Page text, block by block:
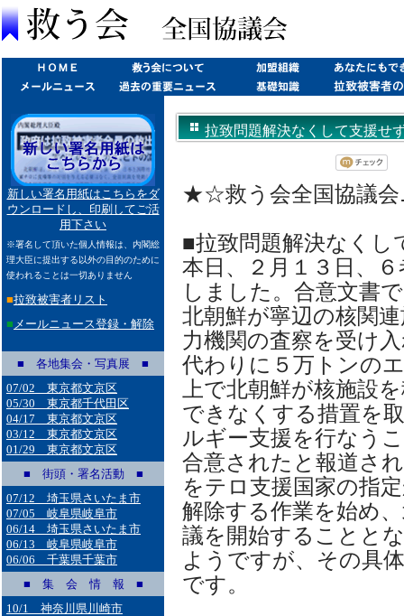
新しい署名用紙はこちらをダ
ウンロードし、印刷してご活
用下さい
※署名して頂いた個人情報は、内閣総
理大臣に提出する以外の目的のために
使われることは一切ありません
■拉致被害者リスト
■ メールニュース登録・解除
■ 各地集会・写真展 ■
07/02 東京都文京区
05/30 東京都千代田区
04/17 東京都文京区
03/12 東京都文京区
01/29 東京都文京区
■ 街頭・署名活動 ■
07/12 埼玉県さいたま市
07/05 岐阜県岐阜市
06/14 埼玉県さいたま市
06/13 岐阜県岐阜市
06/06 千葉県千葉市
■ 集 会 情 報 ■
10/1 神奈川県川崎市
拉致問題解決なくして支援せ
★☆救う会全国協議
■拉致問題解決なくし
本日、２月１３日、
しました。合意文書
北朝鮮が寧辺の核関
力機関の査察を受け
代わりに５万トンの
上で北朝鮮が核施設
できなくする措置を
ルギー支援を行なう
合意されたと報道さ
をテロ支援国家の指
解除する作業を始め
議を開始することと
ようですが、その具
です。